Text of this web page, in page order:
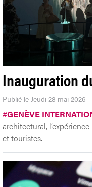
Inauguration
Publié le Jeudi 28 mai 2026
#GENÈVE
architectural,
et touristes.